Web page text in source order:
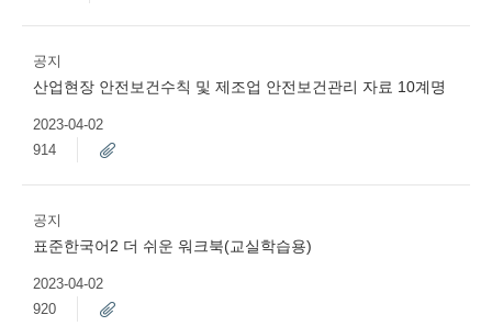
공지
산업현장 안전보건수칙 및 제조업 안전보건관리 자료 10계명
2023-04-02
914
공지
표준한국어2 더 쉬운 워크북(교실학습용)
2023-04-02
920